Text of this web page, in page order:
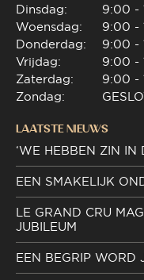
Dinsdag:
Woensdag:
Donderdag:
Vrijdag:
Zaterdag:
Zondag:
9:00 -
9:00 -
9:00 -
9:00 -
9:00 -
LAATSTE NIEUWS
‘WE HEBBEN ZIN IN
EEN SMAKELIJK
LE GRAND CRU
JUBILEUM
EEN BEGRIP WORD